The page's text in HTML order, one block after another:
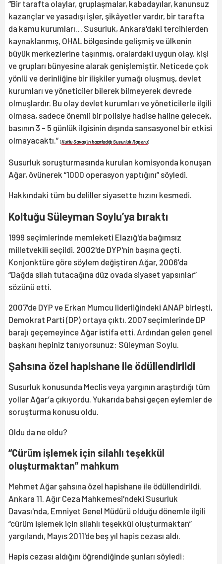
“Bir tarafta olaylar, gruplaşmalar, kabadayılar, kanunsuz
kazançlar ve yasadışı işler, şikâyetler vardır, bir tarafta
da kamu kurumları… Susurluk, Ankara'daki tercihlerden
kaynaklanmış, OHAL bölgesinde gelişmiş ve ülkenin
büyük merkezlerine taşınmış, oralardaki uygun olay, kişi
ve grupları bünyesine alarak genişlemiştir. Neticede çok
yönlü ve derinliğine bir ilişkiler yumağı oluşmuş, devlet
kurumları ve yöneticiler bilerek bilmeyerek devrede
olmuşlardır. Bu olay devlet kurumları ve yöneticilerle ilgili
olmasa, sadece önemli bir polisiye hadise haline gelecek,
basının 3 - 5 günlük ilgisinin dışında sansasyonel bir etkisi
olmayacaktı.” (Kutlu Savaş’ın hazırladığı Susurluk Raporu)
Susurluk soruşturmasında kurulan komisyonda konuşan
Ağar, övünerek “1000 operasyon yaptığını” söyledi.
Hakkındaki tüm bu deliller siyasette hızını kesmedi.
Koltuğu Süleyman Soylu’ya bıraktı
1999 seçimlerinde memleketi Elazığ'da bağımsız
milletvekili seçildi. 2002'de DYP'nin başına geçti.
Konjonktüre göre söylem değiştiren Ağar, 2006’da
“Dağda silah tutacağına düz ovada siyaset yapsınlar”
sözünü etti.
2007'de DYP ve Erkan Mumcu liderliğindeki ANAP birleşti,
Demokrat Parti (DP) ortaya çıktı. 2007 seçimlerinde DP
barajı geçemeyince Ağar istifa etti. Ardından gelen genel
başkanı hepiniz tanıyorsunuz: Süleyman Soylu.
Şahsına özel hapishane ile ödüllendirildi
Susurluk konusunda Meclis veya yargının araştırdığı tüm
yollar Ağar’a çıkıyordu. Yukarıda bahsi geçen eylemler de
soruşturma konusu oldu.
Oldu da ne oldu?
“Cürüm işlemek için silahlı teşekkül
oluşturmaktan” mahkum
Mehmet Ağar şahsına özel hapishane ile ödüllendirildi.
Ankara 11. Ağır Ceza Mahkemesi'ndeki Susurluk
Davası'nda, Emniyet Genel Müdürü olduğu dönemle ilgili
“cürüm işlemek için silahlı teşekkül oluşturmaktan”
yargılandı, Mayıs 2011'de beş yıl hapis cezası aldı.
Hapis cezası aldığını öğrendiğinde şunları söyledi: